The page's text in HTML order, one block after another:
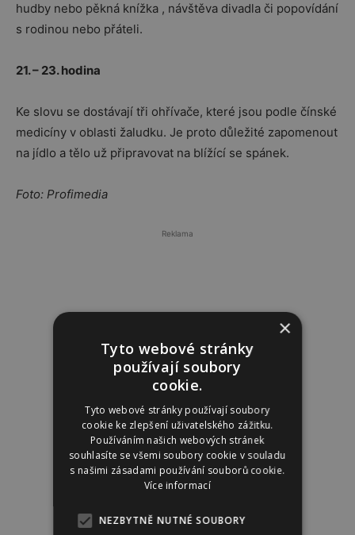
hudby nebo pěkná knížka , návštěva divadla či popovídání
s rodinou nebo přáteli.
21. – 23. hodina
Ke slovu se dostávají tři ohřívače, které jsou podle čínské
medicíny v oblasti žaludku. Je proto důležité zapomenout
na jídlo a tělo už připravovat na blížící se spánek.
Foto: Profimedia
Reklama
×
Tyto webové stránky
používají soubory
cookie.
Tyto webové stránky používají soubory
cookie ke zlepšení uživatelského zážitku.
Používáním našich webových stránek
souhlasíte se všemi soubory cookie v souladu
s našimi zásadami používání souborů cookie.
Více informací
NEZBYTNĚ NUTNÉ SOUBORY